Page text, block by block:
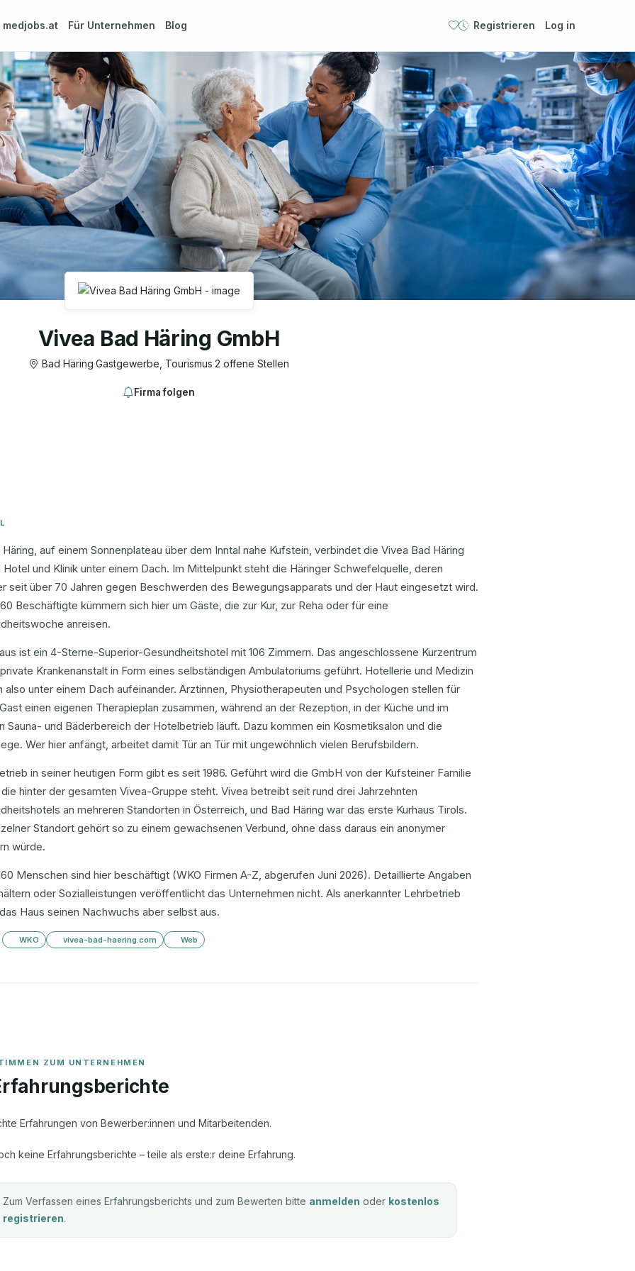
medjobs.at Für Unternehmen Blog Registrieren Log in
Vivea Bad Häring GmbH
Bad Häring·Gastgewerbe, Tourismus·2 offene Stellen
Firma folgen
Häring, auf einem Sonnenplateau über dem Inntal nahe Kufstein, verbindet die Vivea Bad Häring
Hotel und Klinik unter einem Dach. Im Mittelpunkt steht die Häringer Schwefelquelle, deren
seit über 70 Jahren gegen Beschwerden des Bewegungsapparats und der Haut eingesetzt wird.
Beschäftigte kümmern sich hier um Gäste, die zur Kur, zur Reha oder für eine
anreisen.
ist ein 4-Sterne-Superior-Gesundheitshotel mit 106 Zimmern. Das angeschlossene Kurzentrum
Krankenanstalt in Form eines selbständigen Ambulatoriums geführt. Hotellerie und Medizin
also unter einem Dach aufeinander. Ärztinnen, Physiotherapeuten und Psychologen stellen für
einen eigenen Therapieplan zusammen, während an der Rezeption, in der Küche und im
Sauna- und Bäderbereich der Hotelbetrieb läuft. Dazu kommen ein Kosmetiksalon und die
Wer hier anfängt, arbeitet damit Tür an Tür mit ungewöhnlich vielen Berufsbildern.
in seiner heutigen Form gibt es seit 1986. Geführt wird die GmbH von der Kufsteiner Familie
die hinter der gesamten Vivea-Gruppe steht. Vivea betreibt seit rund drei Jahrzehnten
an mehreren Standorten in Österreich, und Bad Häring war das erste Kurhaus Tirols.
Standort gehört so zu einem gewachsenen Verbund, ohne dass daraus ein anonymer
würde.
Menschen sind hier beschäftigt (WKO Firmen A-Z, abgerufen Juni 2026). Detaillierte Angaben
oder Sozialleistungen veröffentlicht das Unternehmen nicht. Als anerkannter Lehrbetrieb
Haus seinen Nachwuchs aber selbst aus.
WKO vivea-bad-haering.com Web
Erfahrungen von Bewerber:innen und Mitarbeitenden.
keine Erfahrungsberichte – teile als erste:r deine Erfahrung.
Zum Verfassen eines Erfahrungsberichts und zum Bewerten bitte anmelden oder kostenlos
registrieren.